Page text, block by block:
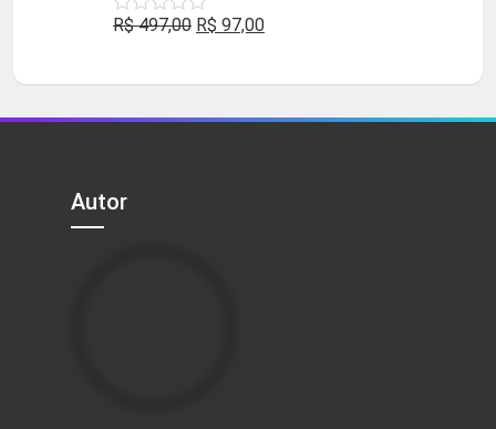
Avaliação
5
R$497,00 O
original
era:
R$ 97,00O
atual
é:
Autor